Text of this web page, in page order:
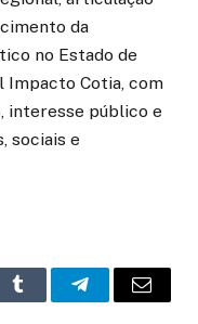
da
no Estado de
Impacto Cotia, com
interesse público e
sociais e
Tumblr Telegrama
E-